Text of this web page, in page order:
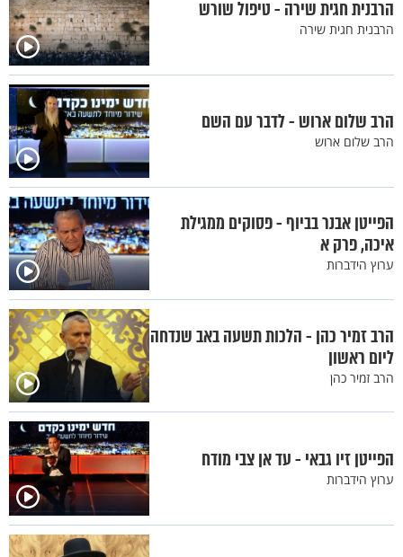
הרבנית חגית שירה - טיפול שורש
הרבנית חגית שירה
הרב שלום ארוש - לדבר עם השם
הרב שלום ארוש
הפייטן אבנר בביוף - פסוקים ממגילת
איכה, פרק א
ערוץ הידברות
הרב זמיר כהן - הלכות תשעה באב שנדחה
ליום ראשון
הרב זמיר כהן
הפייטן זיו גבאי - עד אן צבי מודח
ערוץ הידברות